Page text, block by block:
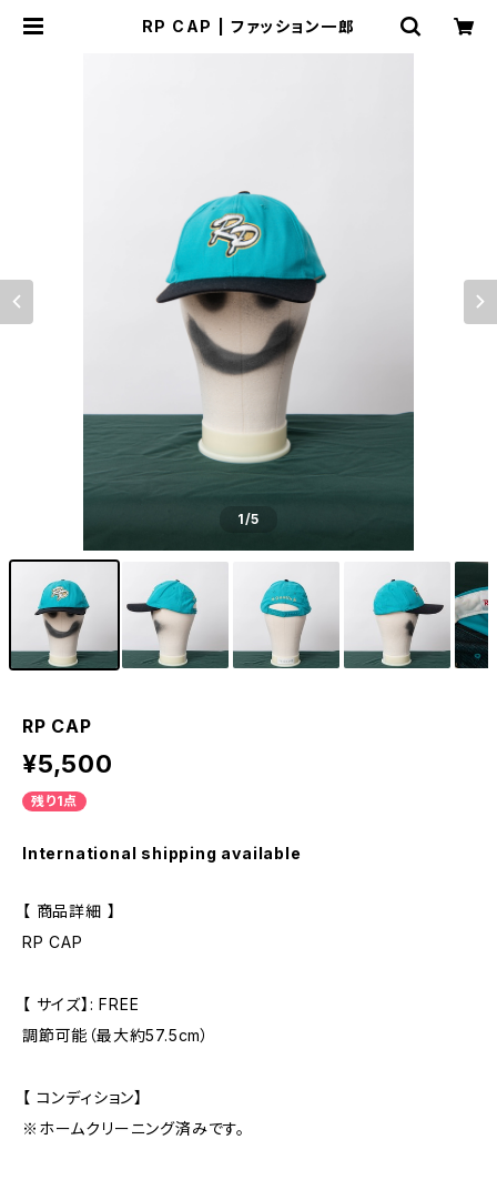
RP CAP | ファッション一郎
1/5
RP CAP
¥5,500
残り1点
International shipping available
【 商品詳細 】
RP CAP
【 サイズ】: FREE
調節可能（最大約57.5cm）
【 コンディション】
※ホームクリーニング済みです。